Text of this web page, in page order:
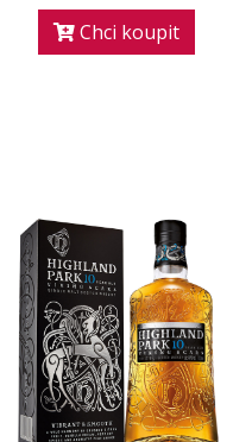
Chci koupit